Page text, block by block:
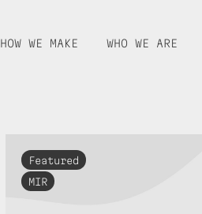
HOW WE MAKE WHO WE ARE
Featured
MIR